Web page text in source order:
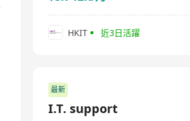
HKIT 近3日活躍
最新
I.T. support